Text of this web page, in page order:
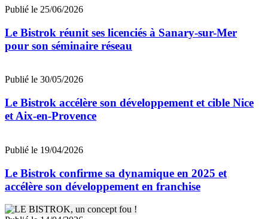
Publié le 25/06/2026
Le Bistrok réunit ses licenciés à Sanary-sur-Mer
pour son séminaire réseau
Publié le 30/05/2026
Le Bistrok accélère son développement et cible Nice
et Aix-en-Provence
Publié le 19/04/2026
Le Bistrok confirme sa dynamique en 2025 et
accélère son développement en franchise